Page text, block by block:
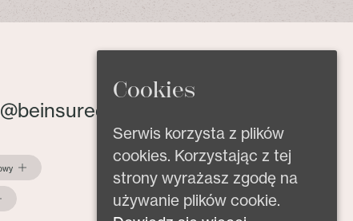
Cookies
Serwis korzysta z plików
cookies. Korzystając z tej
strony wyrażasz zgodę na
używanie plików cookie.